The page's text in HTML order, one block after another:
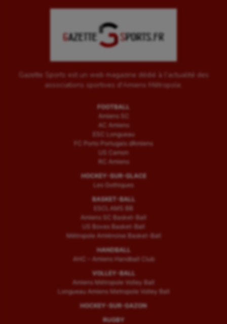
Water-polo
Gazette Sports est un web magazine dédié à l'actualité des
associations sportives d'Amiens Métropole.
FOOTBALL
Amiens SC
AC Amiens
ESC Longueau
FC Porto Portugais d’Amiens
US Camon
RC Amiens
HOCKEY-SUR-GLACE
Les Gothiques
BASKET-BALL
ESCLAMS BB
Amiens SC Basket-Ball
US Boves Basket-Ball
Métropole Amiénoise Basket-Ball
HANDBALL
AHC – Amiens Handball Club
VOLLEY-BALL
Amiens Métropole Volley Ball
Longueau Amiens Metropole Volley Ball
HOCKEY-SUR-GAZON
RUGBY